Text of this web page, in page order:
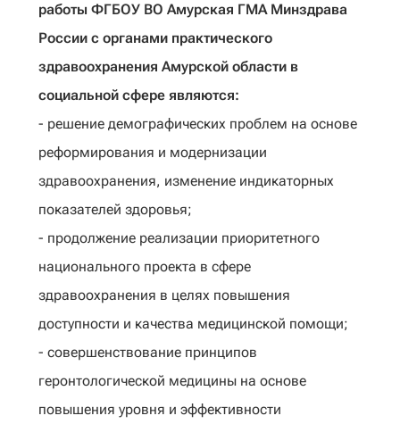
работы ФГБОУ ВО Амурская ГМА Минздрава
России с органами практического
здравоохранения Амурской области в
социальной сфере являются:
- решение демографических проблем на основе
реформирования и модернизации
здравоохранения, изменение индикаторных
показателей здоровья;
- продолжение реализации приоритетного
национального проекта в сфере
здравоохранения в целях повышения
доступности и качества медицинской помощи;
- совершенствование принципов
геронтологической медицины на основе
повышения уровня и эффективности